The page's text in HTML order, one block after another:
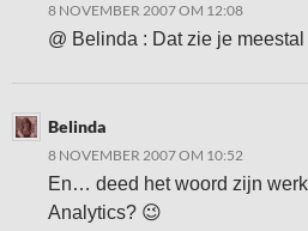
8 NOVEMBER 2007 OM 12:08
@ Belinda : Dat zie je
Belinda
8 NOVEMBER 2007 OM 10:52
En… deed het woord zijn
Analytics? 😉